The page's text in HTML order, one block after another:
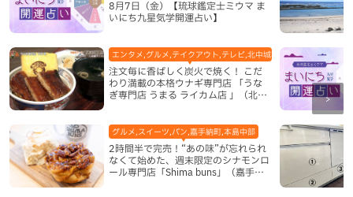
8月7日（金）【琉球鑑定士ミウマ ま
いにち九星気学開運占い】
注文毎に香ばしく炭火で焼く！ こだ
わり満載の本格ウナギ専門店 「うな
ぎ専門店 うまる ライカム店 」（北中
エンタメ,グルメ,テイクアウト,テレビ,北中城村,和食・日本料理,地
2時間半で完売！“あの味”が忘れられ
なくて始めた、週末限定のシナモンロ
ール専門店「Shima buns」（嘉手納
グルメ,スイーツ,パン,嘉手納町,本島中部